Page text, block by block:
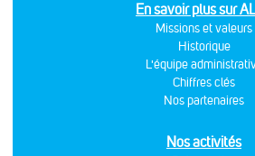
En savoir plus sur
Missions et valeurs
Historique
L'équipe
Chiffres clés
Nos partenaires
Nos activités